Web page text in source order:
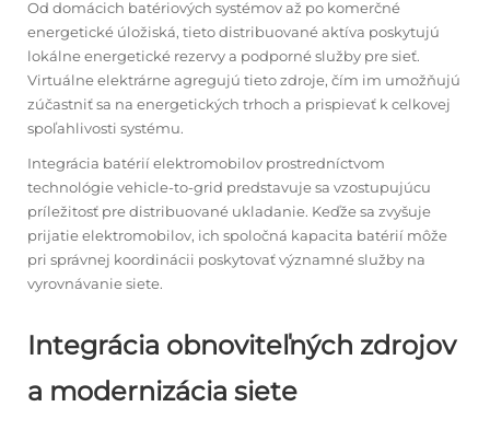
Od domácich batériových systémov až po komerčné
energetické úložiská, tieto distribuované aktíva poskytujú
lokálne energetické rezervy a podporné služby pre sieť.
Virtuálne elektrárne agregujú tieto zdroje, čím im umožňujú
zúčastniť sa na energetických trhoch a prispievať k celkovej
spoľahlivosti systému.
Integrácia batérií elektromobilov prostredníctvom
technológie vehicle-to-grid predstavuje sa vzostupujúcu
príležitosť pre distribuované ukladanie. Keďže sa zvyšuje
prijatie elektromobilov, ich spoločná kapacita batérií môže
pri správnej koordinácii poskytovať významné služby na
vyrovnávanie siete.
Integrácia obnoviteľných zdrojov
a modernizácia siete